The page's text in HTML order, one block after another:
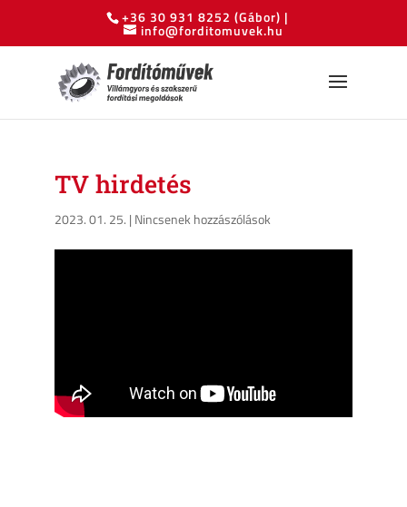
+36 30 931 8252 (Gábor) |
info@forditomuvek.hu
TV hirdetés
2023. 01. 25. | Nincsenek hozzászólások